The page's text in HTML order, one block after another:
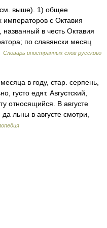
выше). 1) общее
императоров с Октавия
названный в честь Октавия
по славянски месяц
Словарь иностранных слов русского
в году, стар. серпень,
густо едят. Августский,
относящийся. В августе
льны в августе смотри,